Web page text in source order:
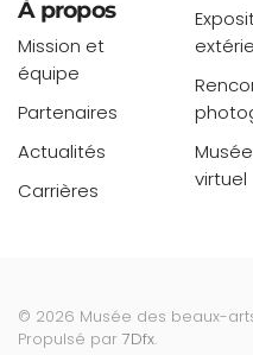
À propos
Mission et
équipe
Partenaires
Actualités
Carrières
virtuel
© 2026 Musée des beaux-
Propulsé par 7Dfx.